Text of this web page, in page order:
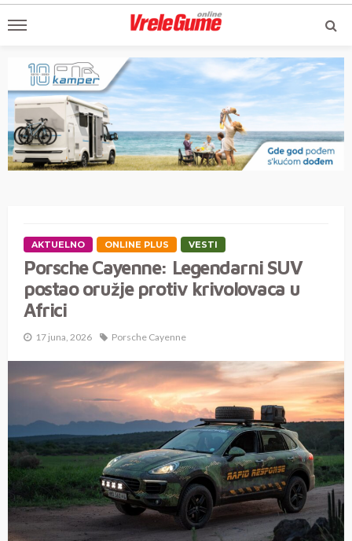
AKTUELNO ONLINE PLUS VESTI
Porsche Cayenne: Legendarni SUV
postao oružje protiv krivolovaca u
Africi
17 juna, 2026 Porsche Cayenne